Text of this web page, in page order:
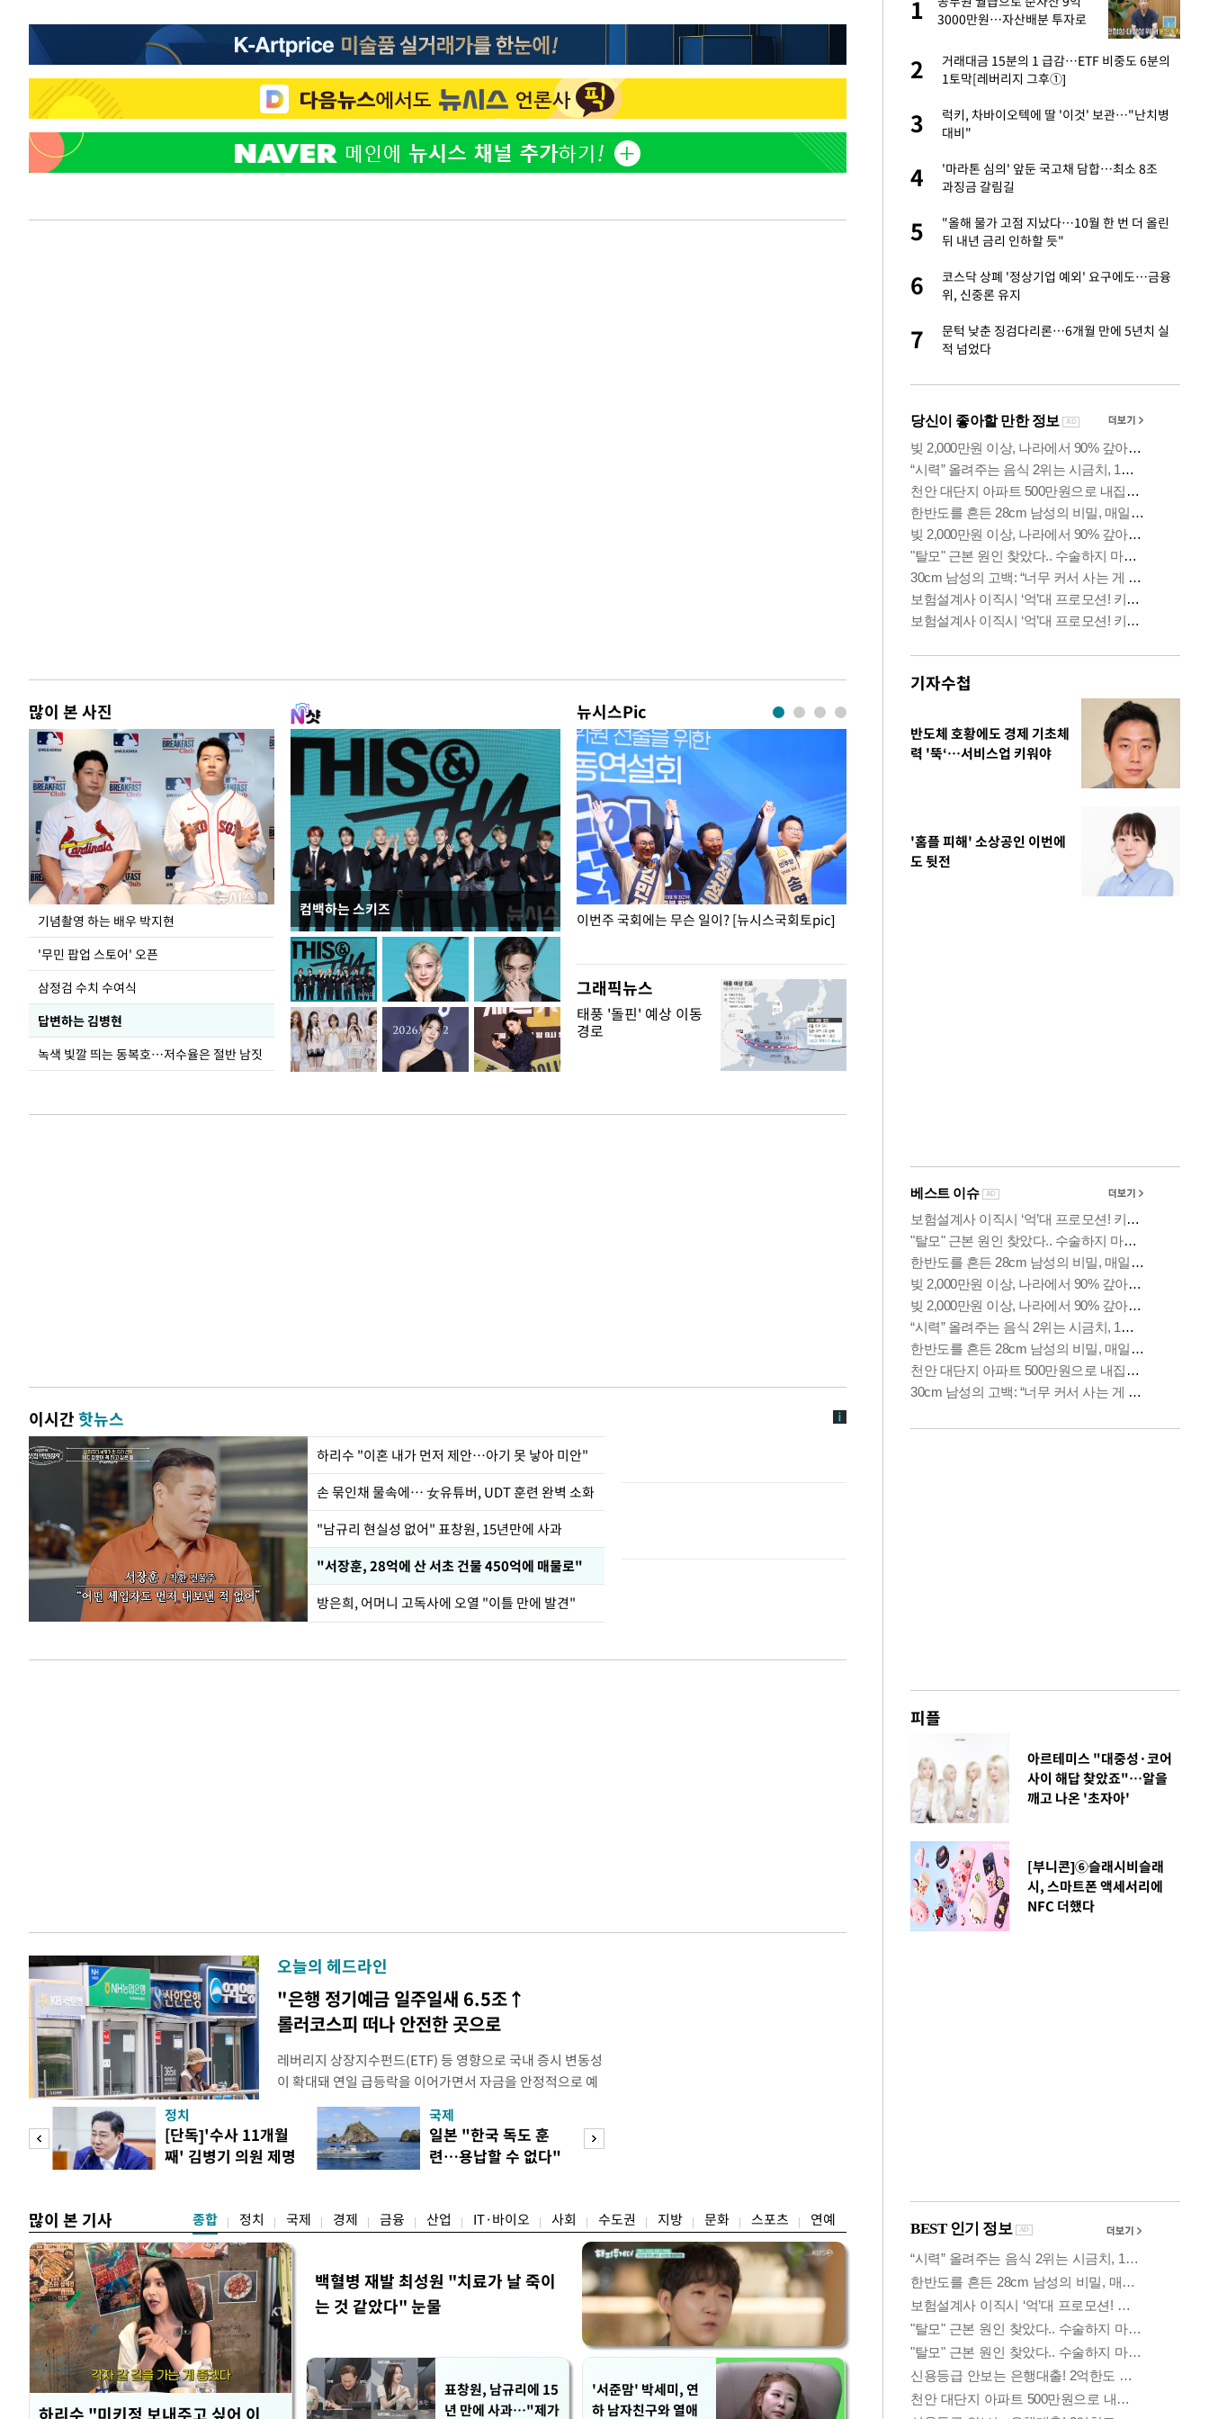
많이 본 사진
기념촬영 하는 배우 박지현
'무민 팝업 스토어' 오픈
삼정검 수치 수여식
답변하는 김병현
녹색 빛깔 띄는 동복호…저수율은 절반 남짓
컴백하는 스키즈
뉴시스Pic
이 대통령, 국가폭력 피해자에 위로·사과…"국가
가 책임지고 치유"
이번주 국회에는 무슨 일이? [뉴시스국회토pic]
그래픽뉴스
태풍 '돌핀' 예상 이동
경로
이시간핫뉴스
하리수 "이혼 내가 먼저 제안…아기 못 낳아 미안"
손 묶인채 물속에… 女유튜버, UDT 훈련 완벽 소화
"남규리 현실성 없어" 표창원, 15년만에 사과
"서장훈, 28억에 산 서초 건물 450억에 매물로"
방은희, 어머니 고독사에 오열 "이틀 만에 발견"
오늘의 헤드라인
"은행 정기예금 일주일새 6.5조↑
롤러코스피 떠나 안전한 곳으로
레버리지 상장지수펀드(ETF) 등 영향으로 국내 증시 변동성
이 확대돼 연일 급등락을 이어가면서 자금을 안정적으로 예
치하려는 수요가 점차 불어나고 있다. 기준금리 인상기 전환
으로 은행권 수신상품 금리도 오르면서 시중 유동자금이 예
금으로 빠르게 몰리는 모습이다. 8일 금융권에 따르면 KB국
민·신한·하나·우리·NH농협 등 5대 시중은행의 정기예금
정치
[단독]'수사 11개월
째' 김병기 의원 제명
국제
일본 "한국 독도 훈
련…용납할 수 없다"
많이 본 기사 종합 정치 국제 경제 금융 산업 IT·바이오 사회 수도권 지방 문화 스포츠 연예
하리수 "미키정 보내주고 싶어 이
백혈병 재발 최성원 "치료가 날 죽이
는 것 같았다" 눈물
표창원, 남규리에 15
년 만에 사과…"제가
'서준맘' 박세미, 연
하 남자친구와 열애
다"
2
백혈병 재발 최성원 "치료가 날 죽이는 것 같
았다" 눈물
3
표창원, 남규리에 15년 만에 사과…"제가 틀
렸습니다"
4
'서준맘' 박세미, 연하 남자친구와 열애 "결혼
5
英유명 여배우, 큰 교통사고서 기아차 덕에
1
3000만원…자산배분 투자로
2
거래대금 15분의 1 급감…ETF 비중도 6분의
1토막[레버리지 그후①]
3
럭키, 차바이오텍에 딸 '이것' 보관…"난치병
대비"
4
'마라톤 심의' 앞둔 국고채 담합…최소 8조
과징금 갈림길
5
"올해 물가 고점 지났다…10월 한 번 더 올린
뒤 내년 금리 인하할 듯"
6
코스닥 상폐 '정상기업 예외' 요구에도…금융
위, 신중론 유지
7
문턱 낮춘 징검다리론…6개월 만에 5년치 실
적 넘었다
기자수첩
반도체 호황에도 경제 기초체
력 '뚝‘…서비스업 키워야
'홈플 피해' 소상공인 이번에
도 뒷전
피플
아르테미스 "대중성·코어
사이 해답 찾았죠"…알을
깨고 나온 '초자아'
[부니콘]⑥슬래시비슬래
시, 스마트폰 액세서리에
NFC 더했다